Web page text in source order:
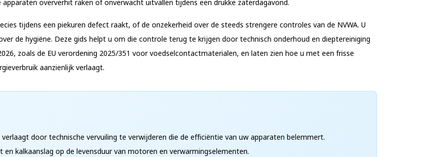
oververhit raken of onverwacht uitvallen tijdens een drukke zaterdagavond.
tijdens een piekuren defect raakt, of de onzekerheid over de steeds strengere controles van de NVWA. U
de hygiëne. Deze gids helpt u om die controle terug te krijgen door technisch onderhoud en dieptereiniging
zoals de EU verordening 2025/351 voor voedselcontactmaterialen, en laten zien hoe u met een frisse
aanzienlijk verlaagt.
door technische vervuiling te verwijderen die de efficiëntie van uw apparaten belemmert.
kalkaanslag op de levensduur van motoren en verwarmingselementen.